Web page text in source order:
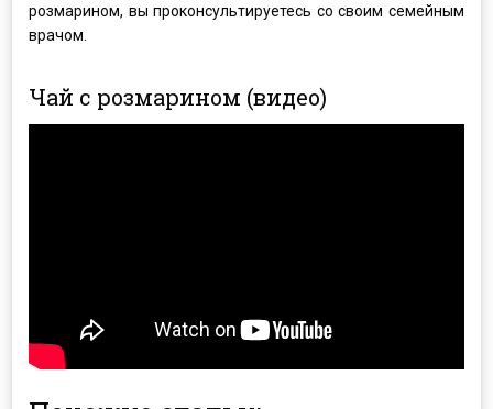
розмарином, вы проконсультируетесь со своим семейным
врачом.
Чай с розмарином (видео)